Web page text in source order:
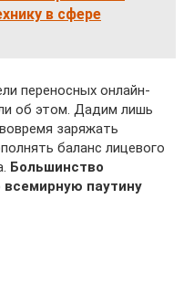
в сфере
переносных онлайн-
об этом. Дадим лишь
заряжать
баланс лицевого
Большинство
паутину